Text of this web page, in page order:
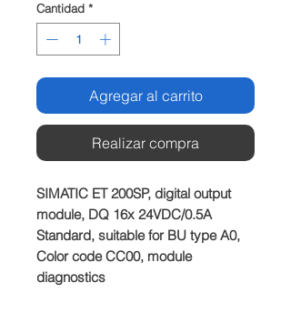
Cantidad *
Agregar al carrito
Realizar compra
SIMATIC ET 200SP, digital output
module, DQ 16x 24VDC/0.5A
Standard, suitable for BU type A0,
Color code CC00, module
diagnostics